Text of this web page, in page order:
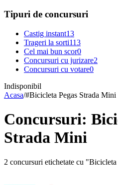
Tipuri de concursuri
Castig instant13
Trageri la sorti113
Cel mai bun scor0
Concursuri cu jurizare2
Concursuri cu votare0
Indisponibil
Acasa/#Bicicleta Pegas Strada Mini
Concursuri:
Strada Mini
2 concursuri etichetate cu